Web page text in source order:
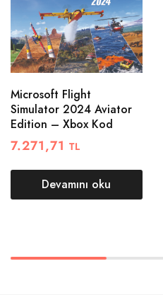
Microsoft Flight
Simulator 2024 Aviator
Edition – Xbox Kod
7.271,71 TL
Devamını oku